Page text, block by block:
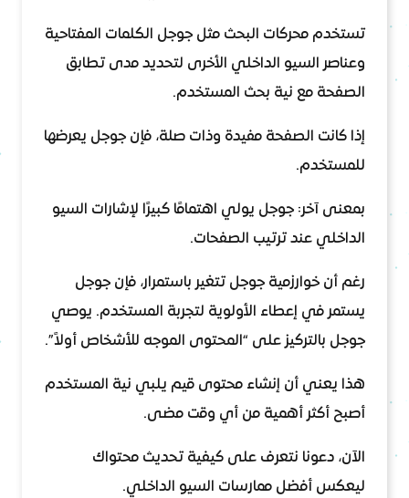
تستخدم محركات البحث مثل جوجل الكلمات المفتاحية
وعناصر السيو الداخلي الأخرى لتحديد مدى تطابق
الصفحة مع نية بحث المستخدم.
إذا كانت الصفحة مفيدة وذات صلة، فإن جوجل يعرضها
للمستخدم.
بمعنى آخر: جوجل يولي اهتمامًا كبيرًا لإشارات السيو
الداخلي عند ترتيب الصفحات.
رغم أن خوارزمية جوجل تتغير باستمرار، فإن جوجل
يستمر في إعطاء الأولوية لتجربة المستخدم. يوصي
جوجل بالتركيز على “المحتوى الموجه للأشخاص أولاً”.
هذا يعني أن إنشاء محتوى قيم يلبي نية المستخدم
أصبح أكثر أهمية من أي وقت مضى.
الآن، دعونا نتعرف على كيفية تحديث محتواك
ليعكس أفضل ممارسات السيو الداخلي.